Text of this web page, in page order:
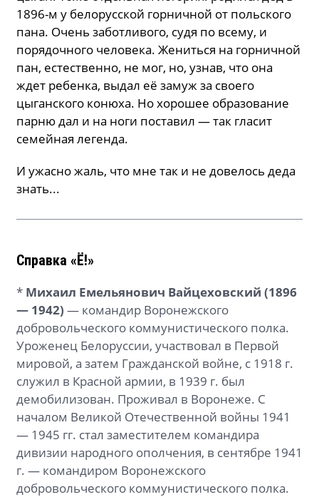
1896-м у белорусской горничной от польского
пана. Очень заботливого, судя по всему, и
порядочного человека. Жениться на горничной
пан, естественно, не мог, но, узнав, что она
ждет ребенка, выдал её замуж за своего
цыганского конюха. Но хорошее образование
парню дал и на ноги поставил — так гласит
семейная легенда.
И ужасно жаль, что мне так и не довелось деда
знать...
Справка «Ё!»
* Михаил Емельянович Вайцеховский (1896
— 1942) — командир Воронежского
добровольческого коммунистического полка.
Уроженец Белоруссии, участвовал в Первой
мировой, а затем Гражданской войне, с 1918 г.
служил в Красной армии, в 1939 г. был
демобилизован. Проживал в Воронеже. С
началом Великой Отечественной войны 1941
— 1945 гг. стал заместителем командира
дивизии народного ополчения, в сентябре 1941
г. — командиром Воронежского
добровольческого коммунистического полка.